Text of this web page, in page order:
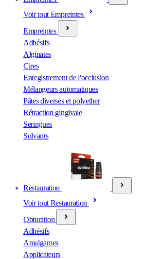
Voir tout Empreintes
Empreintes
Adhésifs
Alginates
Cires
Enregistrement de l'occlusion
Mélangeurs automatiques
Pâtes diverses et polyether
Rétraction gingivale
Seringues
Solvants
Restauration
Voir tout Restauration
Obturation
Adhésifs
Amalgames
Applicateurs